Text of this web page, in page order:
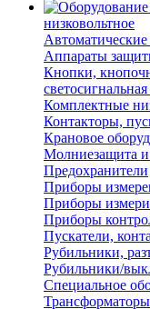
низковольтное
Аппараты
Кнопки,
Комплектные
Контакторы,
Крановое
Молниезащита и
Предохранители
Приборы
Приборы
Приборы
Пускатели,
Рубильники,
Рубильники/
Специальное